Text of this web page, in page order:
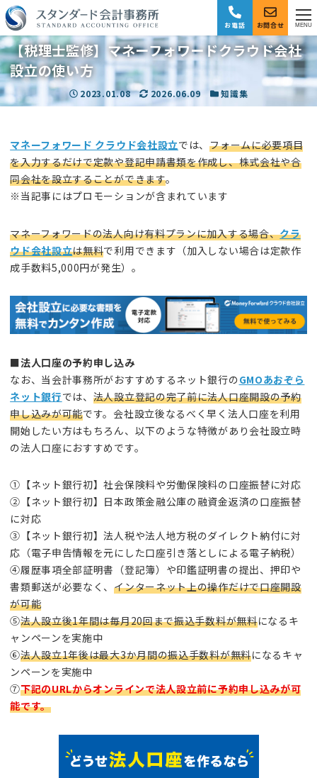
お電話 お問合せ MENU
【税理士監修】マネーフォワードクラウド会社
設立の使い方
投稿日
2023.01.08 更新日
2026.06.09 カテゴリー
知識集
マネーフォワード クラウド会社設立では、フォームに必要項目
を入力するだけで定款や登記申請書類を作成し、株式会社や合
同会社を設立することができます。
※当記事にはプロモーションが含まれています
マネーフォワードの法人向け有料プランに加入する場合、クラ
ウド会社設立は無料で利用できます（加入しない場合は定款作
成手数料5,000円が発生）。
■法人口座の予約申し込み
なお、当会計事務所がおすすめするネット銀行のGMOあおぞら
ネット銀行では、 法人設立登記の完了前に法人口座開設の予約
申し込みが可能です。会社設立後なるべく早く法人口座を利用
開始したい方はもちろん、以下のような特徴があり会社設立時
の法人口座におすすめです。
①【ネット銀行初】社会保険料や労働保険料の口座振替に対応
②【ネット銀行初】日本政策金融公庫の融資金返済の口座振替
に対応
③【ネット銀行初】法人税や法人地方税のダイレクト納付に対
応（電子申告情報を元にした口座引き落としによる電子納税）
④履歴事項全部証明書（登記簿）や印鑑証明書の提出、押印や
書類郵送が必要なく、インターネット上の操作だけで口座開設
が可能
⑤法人設立後1年間は毎月20回まで振込手数料が無料になるキ
ャンペーンを実施中
⑥法人設立1年後は最大3か月間の振込手数料が無料になるキャ
ンペーンを実施中
⑦下記のURLからオンラインで法人設立前に予約申し込みが可
能です。